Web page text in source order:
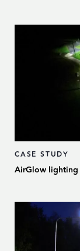
CASE STUDY
AirGlow